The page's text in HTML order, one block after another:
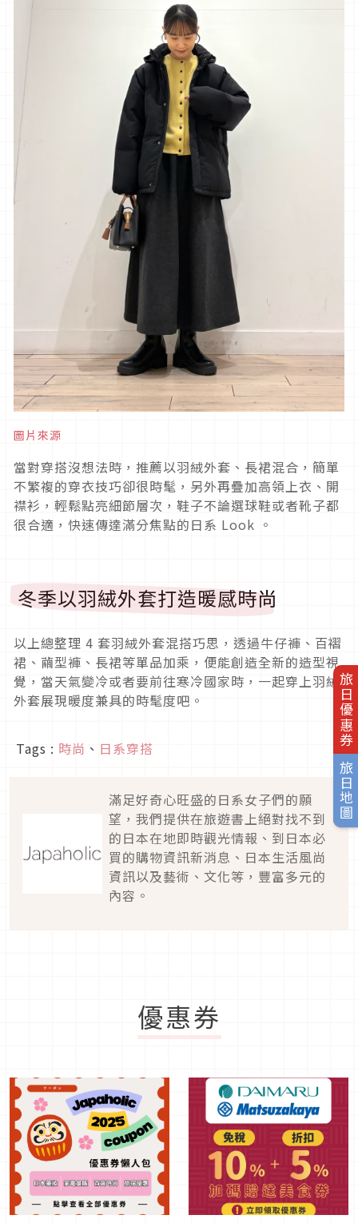
旅日優惠券
旅日地圖
圖片來源
當對穿搭沒想法時，推薦以羽絨外套、長裙混合，簡單
不繁複的穿衣技巧卻很時髦，另外再疊加高領上衣、開
襟衫，輕鬆點亮細節層次，鞋子不論選球鞋或者靴子都
很合適，快速傳達滿分焦點的日系 Look 。
冬季以羽絨外套打造暖感時尚
以上總整理 4 套羽絨外套混搭巧思，透過牛仔褲、百褶
裙、繭型褲、長裙等單品加乘，便能創造全新的造型視
覺，當天氣變冷或者要前往寒冷國家時，一起穿上羽絨
外套展現暖度兼具的時髦度吧。
Tags : 時尚 、 日系穿搭
滿足好奇心旺盛的日系女子們的願
望，我們提供在旅遊書上絕對找不到
的日本在地即時觀光情報、到日本必
買的購物資訊新消息、日本生活風尚
資訊以及藝術、文化等，豐富多元的
內容。
優惠券